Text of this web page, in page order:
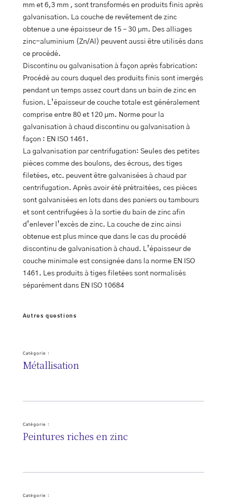
mm et 6,3 mm , sont transformés en produits finis après
galvanisation. La couche de revêtement de zinc
obtenue a une épaisseur de 15 – 30 µm. Des alliages
zinc-aluminium (Zn/Al) peuvent aussi être utilisés dans
ce procédé.
Discontinu ou galvanisation à façon après fabrication:
Procédé au cours duquel des produits finis sont imergés
pendant un temps assez court dans un bain de zinc en
fusion. L’épaisseur de couche totale est généralement
comprise entre 80 et 120 µm. Norme pour la
galvanisation à chaud discontinu ou galvanisation à
façon : EN ISO 1461.
La galvanisation par centrifugation: Seules des petites
pièces comme des boulons, des écrous, des tiges
filetées, etc. peuvent être galvanisées à chaud par
centrifugation. Après avoir été prétraitées, ces pièces
sont galvanisées en lots dans des paniers ou tambours
et sont centrifugées à la sortie du bain de zinc afin
d’enlever l’excès de zinc. La couche de zinc ainsi
obtenue est plus mince que dans le cas du procédé
discontinu de galvanisation à chaud. L’épaisseur de
couche minimale est consignée dans la norme EN ISO
1461. Les produits à tiges filetées sont normalisés
séparément dans EN ISO 10684
Autres questions
Catégorie :
Métallisation
Catégorie :
Peintures riches en zinc
Catégorie :